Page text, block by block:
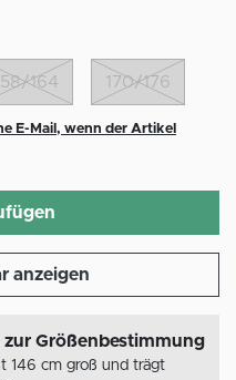
164 170/176
E-Mail, wenn der Artikel
anzeigen
zur Größenbestimmung
146 cm groß und trägt